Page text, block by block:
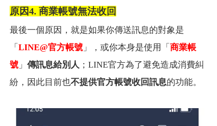
原因4. 商業帳號無法收回
最後一個原因，就是如果你傳送訊息的對象是
「 LINE@官方帳號 」，或你本身是使用「 商業帳
號 」傳訊息給別人 ；LINE官方為了避免造成消費糾
紛，因此目前也不提供官方帳號收回訊息的功能。